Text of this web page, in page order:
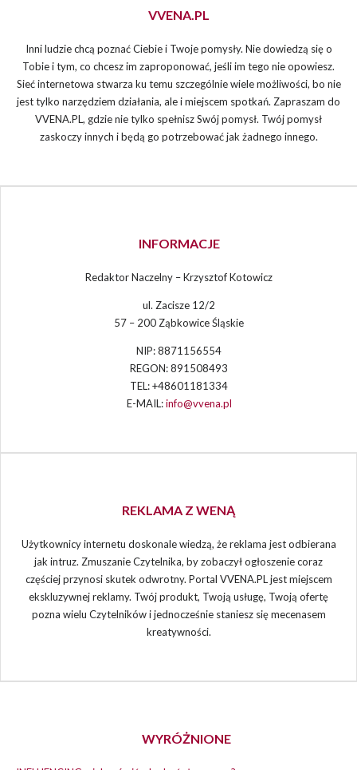
VVENA.PL
Inni ludzie chcą poznać Ciebie i Twoje pomysły. Nie dowiedzą się o
Tobie i tym, co chcesz im zaproponować, jeśli im tego nie opowiesz.
Sieć internetowa stwarza ku temu szczególnie wiele możliwości, bo nie
jest tylko narzędziem działania, ale i miejscem spotkań. Zapraszam do
VVENA.PL, gdzie nie tylko spełnisz Swój pomysł. Twój pomysł
zaskoczy innych i będą go potrzebować jak żadnego innego.
INFORMACJE
Redaktor Naczelny – Krzysztof Kotowicz
ul. Zacisze 12/2
57 – 200 Ząbkowice Śląskie
NIP: 8871156554
REGON: 891508493
TEL: +48601181334
E-MAIL:info@vvena.pl
REKLAMA Z WENĄ
Użytkownicy internetu doskonale wiedzą, że reklama jest odbierana
jak intruz. Zmuszanie Czytelnika, by zobaczył ogłoszenie coraz
częściej przynosi skutek odwrotny. Portal VVENA.PL jest miejscem
ekskluzywnej reklamy. Twój produkt, Twoją usługę, Twoją ofertę
pozna wielu Czytelników i jednocześnie staniesz się mecenasem
kreatywności.
WYRÓŻNIONE